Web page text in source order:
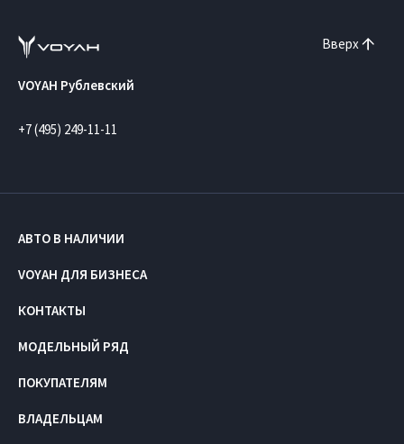
Вверх
VOYAH Рублевский
+7 (495) 249-11-11
АВТО В НАЛИЧИИ
VOYAH ДЛЯ БИЗНЕСА
КОНТАКТЫ
МОДЕЛЬНЫЙ РЯД
ПОКУПАТЕЛЯМ
ВЛАДЕЛЬЦАМ